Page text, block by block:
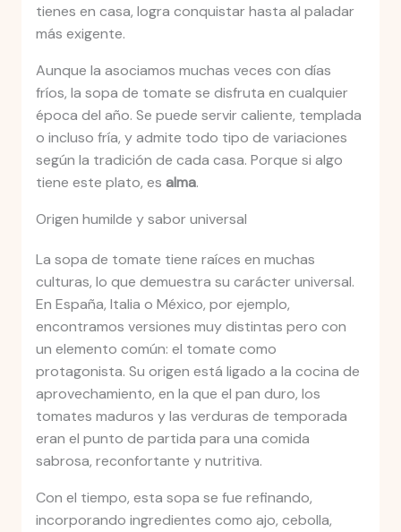
tienes en casa, logra conquistar hasta al paladar
más exigente.
Aunque la asociamos muchas veces con días
fríos, la sopa de tomate se disfruta en cualquier
época del año. Se puede servir caliente, templada
o incluso fría, y admite todo tipo de variaciones
según la tradición de cada casa. Porque si algo
tiene este plato, es alma.
Origen humilde y sabor universal
La sopa de tomate tiene raíces en muchas
culturas, lo que demuestra su carácter universal.
En España, Italia o México, por ejemplo,
encontramos versiones muy distintas pero con
un elemento común: el tomate como
protagonista. Su origen está ligado a la cocina de
aprovechamiento, en la que el pan duro, los
tomates maduros y las verduras de temporada
eran el punto de partida para una comida
sabrosa, reconfortante y nutritiva.
Con el tiempo, esta sopa se fue refinando,
incorporando ingredientes como ajo, cebolla,